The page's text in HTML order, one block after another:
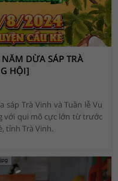
DỪA SÁP TRÀ
HỘI]
sáp Trà Vinh và Tuần lễ Vu
với qui mô cực lớn từ trước
tỉnh Trà Vinh.